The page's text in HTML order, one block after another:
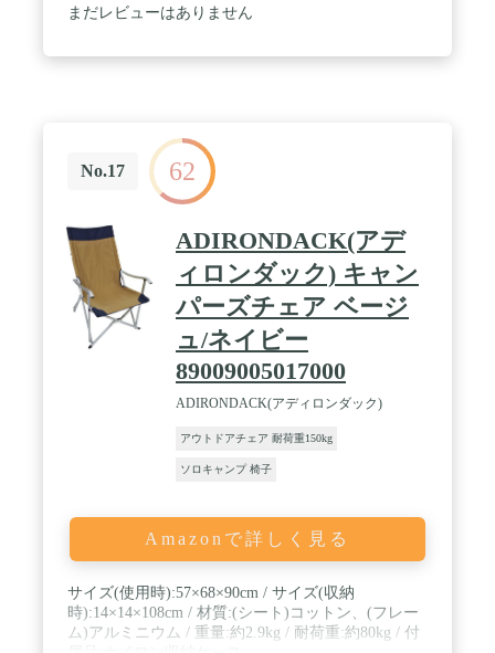
まだレビューはありません
No.17 62
ADIRONDACK(アデ
ィロンダック) キャン
パーズチェア ベージ
ュ/ネイビー
89009005017000
ADIRONDACK(アディロンダック)
アウトドアチェア 耐荷重150kg
ソロキャンプ 椅子
Amazonで詳しく見る
サイズ(使用時):57×68×90cm / サイズ(収納
時):14×14×108cm / 材質:(シート)コットン、(フレー
ム)アルミニウム / 重量:約2.9kg / 耐荷重:約80kg / 付